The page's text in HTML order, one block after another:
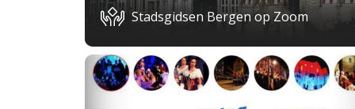
Stadsgidsen Bergen op Zoom